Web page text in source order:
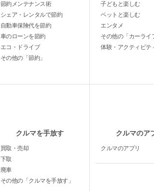
節約メンテナンス術
シェア・レンタルで節約
自動車保険代を節約
車のローンを節約
エコ・ドライブ
その他の「節約」
子どもと楽しむ
ペットと楽しむ
エンタメ
その他の「カーライ
体験・アクティビテ
クルマを手放す
買取・売却
下取
廃車
その他の「クルマを手放す」
クルマのア
クルマのアプリ